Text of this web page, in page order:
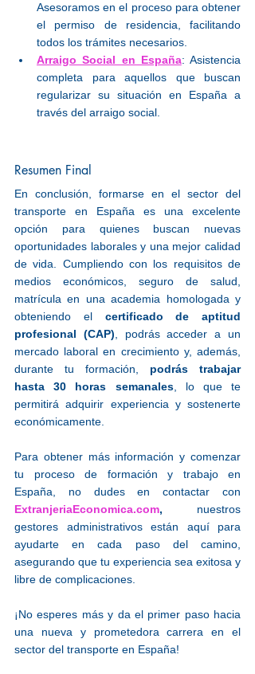
Asesoramos en el proceso para obtener
el permiso de residencia, facilitando
todos los trámites necesarios.
Arraigo Social en España: Asistencia
completa para aquellos que buscan
regularizar su situación en España a
través del arraigo social.
Resumen Final
En conclusión, formarse en el sector del
transporte en España es una excelente
opción para quienes buscan nuevas
oportunidades laborales y una mejor calidad
de vida. Cumpliendo con los requisitos de
medios económicos, seguro de salud,
matrícula en una academia homologada y
obteniendo el certificado de aptitud
profesional (CAP) , podrás acceder a un
mercado laboral en crecimiento y, además,
durante tu formación, podrás trabajar
hasta 30 horas semanales, lo que te
permitirá adquirir experiencia y sostenerte
económicamente.
Para obtener más información y comenzar
tu proceso de formación y trabajo en
ExtranjeriaEconomica.com, nuestros
gestores administrativos están aquí para
ayudarte en cada paso del camino,
asegurando que tu experiencia sea exitosa y
libre de complicaciones.
¡No esperes más y da el primer paso hacia
una nueva y prometedora carrera en el
sector del transporte en España!